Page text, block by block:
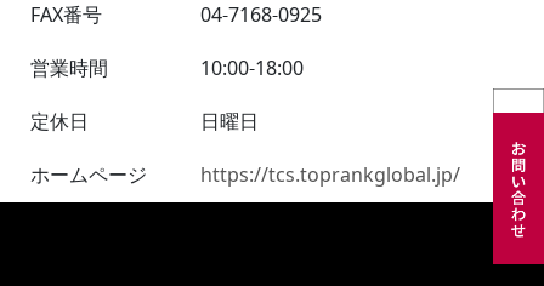
FAX番号
04-7168-0925
営業時間
10:00-18:00
定休日
日曜日
ホームページ
https://tcs.toprankglobal.jp/